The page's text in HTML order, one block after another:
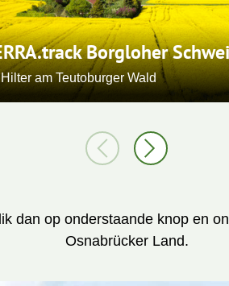
Borgloher
Hilter am Teutoburger Wald
dan op onderstaande knop en
Osnabrücker Land.